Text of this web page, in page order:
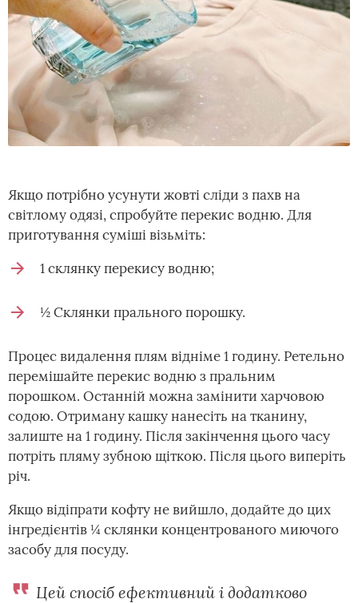
Якщо потрібно усунути жовті сліди з пахв на
світлому одязі, спробуйте перекис водню. Для
приготування суміші візьміть:
1 склянку перекису водню;
½ Склянки прального порошку.
Процес видалення плям відніме 1 годину. Ретельно
перемішайте перекис водню з пральним
порошком. Останній можна замінити харчовою
содою. Отриману кашку нанесіть на тканину,
залиште на 1 годину. Після закінчення цього часу
потріть пляму зубною щіткою. Після цього виперіть
річ.
Якщо відіпрати кофту не вийшло, додайте до цих
інгредієнтів ¼ склянки концентрованого миючого
засобу для посуду.
Цей спосіб ефективний і додатково